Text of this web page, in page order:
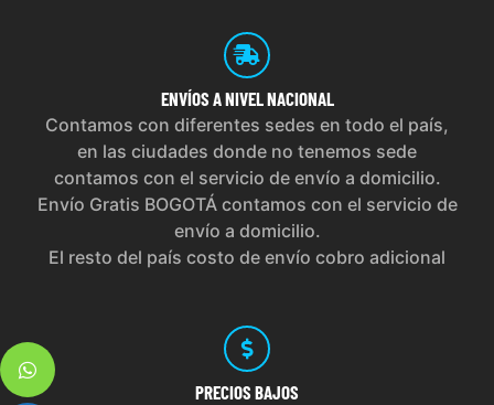
ENVÍOS A NIVEL NACIONAL
Contamos con diferentes sedes en todo el país,
en las ciudades donde no tenemos sede
contamos con el servicio de envío a domicilio.
Envío Gratis BOGOTÁ contamos con el servicio de
envío a domicilio.
El resto del país costo de envío cobro adicional
PRECIOS BAJOS